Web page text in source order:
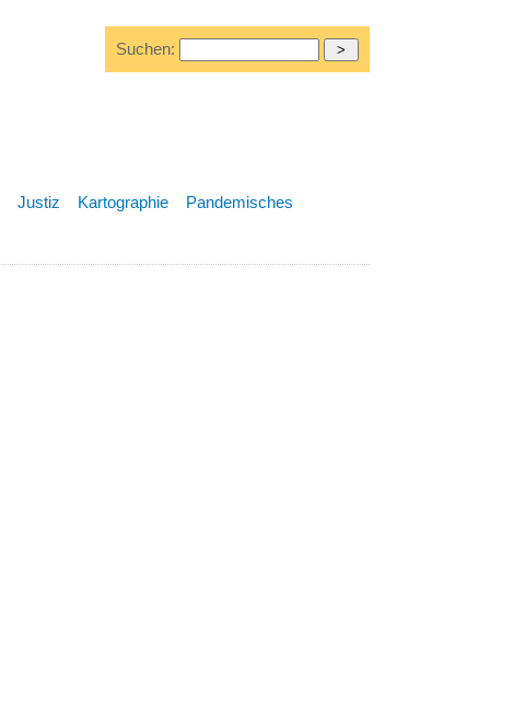
Suchen:
Justiz Kartographie
Pandemisches